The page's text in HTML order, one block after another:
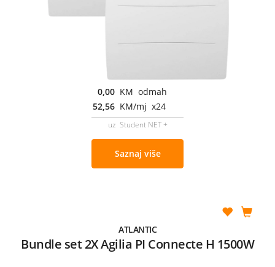
0,00 KM odmah
52,56 KM/mj x24
uz Student NET +
Saznaj više
ATLANTIC
Bundle set 2X Agilia PI Connecte H 1500W